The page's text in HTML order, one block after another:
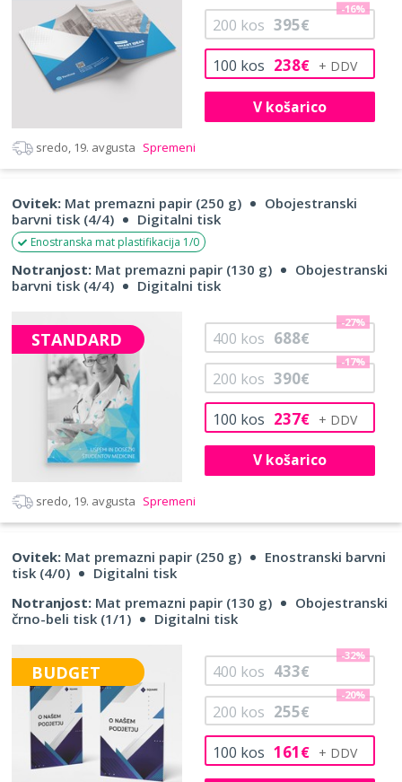
100 kos 238€
200 kos 395€
-16%
V košarico
sredo, 19. avgusta Spremeni
Ovitek: Mat premazni papir (250 g)
Obojestranski
barvni tisk (4/4)
Digitalni tisk
Enostranska mat plastifikacija 1/0
Notranjost: Mat premazni papir (130 g)
Obojestranski
barvni tisk (4/4)
Digitalni tisk
STANDARD
100 kos 237€
200 kos 390€
-17%
400 kos 688€
-27%
V košarico
sredo, 19. avgusta Spremeni
Ovitek: Mat premazni papir (250 g)
Enostranski barvni
tisk (4/0)
Digitalni tisk
Notranjost: Mat premazni papir (130 g)
Obojestranski
črno-beli tisk (1/1)
Digitalni tisk
BUDGET
100 kos 161€
200 kos 255€
-20%
400 kos 433€
-32%